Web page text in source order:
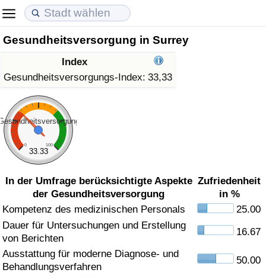
Gesundheitsversorgung in Surrey
Index
Gesundheitsversorgungs-Index: 33,33
0 100
33.33
In der Umfrage berücksichtigte Aspekte
der Gesundheitsversorgung
Zufriedenheit
in %
Kompetenz des medizinischen Personals
25.00
Dauer für Untersuchungen und Erstellung
von Berichten
16.67
Ausstattung für moderne Diagnose- und
Behandlungsverfahren
50.00
Lebenshaltungskosten
Lebenshaltungskosten-Index (aktuell)
Lebenshaltungskosten-Index
Lebenshaltungskosten-Index nach Land
in Akaba
Immobilienpreise
Immobilienpreis-Index (aktuell)
Immobilienpreis-Index
Immobilienpreis-Index nach Land
Lebensqualität
Lebensqualität-Index
Lebensqualität-Index (aktuell)
Lebensqualitätsindex nach Land
Kriminalität
Kriminalitäts-Index (aktuell)
Kriminalitäts-Index
Kriminalitätsindex nach Land